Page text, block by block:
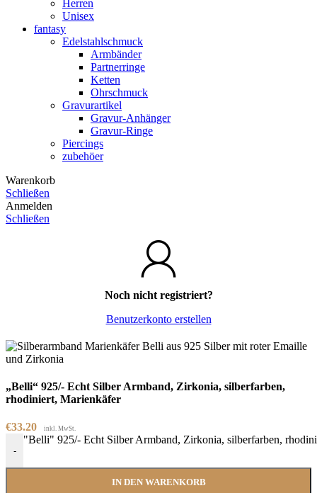
Herren
Unisex
fantasy
Edelstahlschmuck
Armbänder
Partnerringe
Ketten
Ohrschmuck
Gravurartikel
Gravur-Anhänger
Gravur-Ringe
Piercings
zubehöer
Warenkorb
Schließen
Anmelden
Schließen
Noch nicht registriert?
Benutzerkonto erstellen
„Belli“ 925/- Echt Silber Armband, Zirkonia, silberfarben,
rhodiniert, Marienkäfer
€33.20 inkl. MwSt.
-
"Belli" 925/- Echt Silber Armband, Zirkonia, silberfarben,
IN DEN WARENKORB